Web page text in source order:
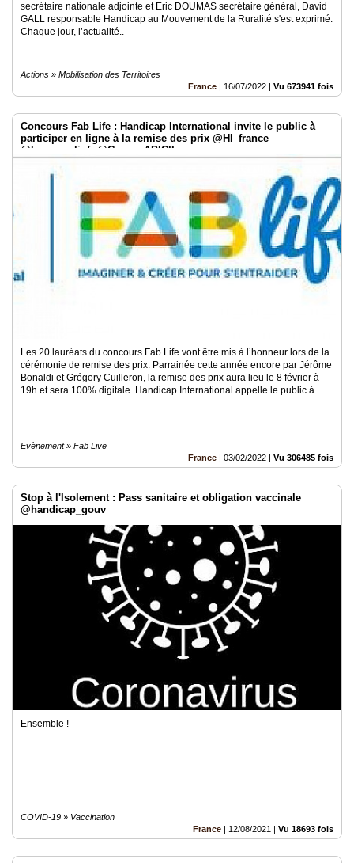
secrétaire nationale adjointe et Eric DOUMAS secrétaire général, David
GALL responsable Handicap au Mouvement de la Ruralité s'est exprimé:
Chaque jour, l’actualité..
Actions » Mobilisation des Territoires
France | 16/07/2022 | Vu 673941 fois
Concours Fab Life : Handicap International invite le public à
participer en ligne à la remise des prix @HI_france
@leroymerlinfr @GroupeAPICIL
Les 20 lauréats du concours Fab Life vont être mis à l’honneur lors de la
cérémonie de remise des prix. Parrainée cette année encore par Jérôme
Bonaldi et Grégory Cuilleron, la remise des prix aura lieu le 8 février à
19h et sera 100% digitale. Handicap International appelle le public à..
Evènement » Fab Live
France | 03/02/2022 | Vu 306485 fois
Stop à l'Isolement : Pass sanitaire et obligation vaccinale
@handicap_gouv
Ensemble !
COVID-19 » Vaccination
France | 12/08/2021 | Vu 18693 fois